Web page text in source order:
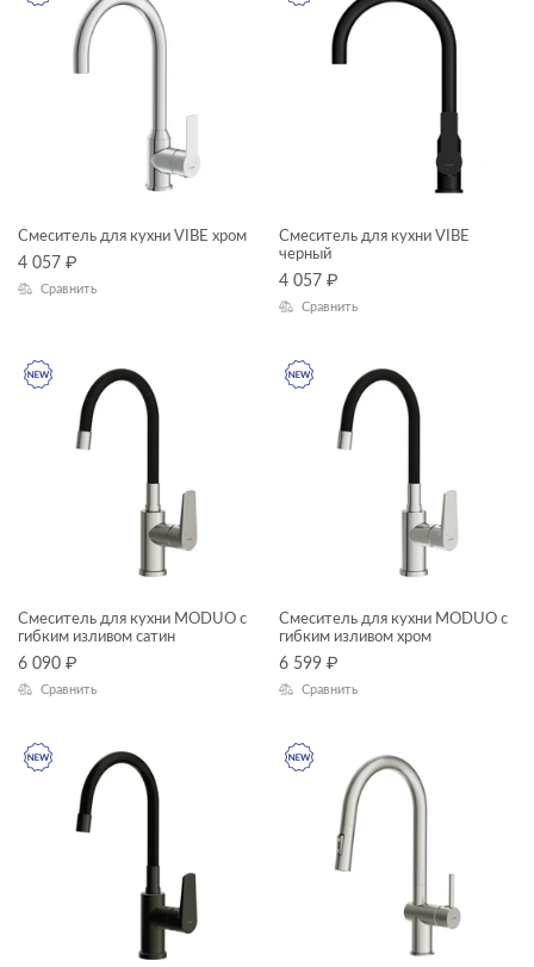
CLASSIC RIBBLE
COLOUR
GEOMETRY
GRANTA
LINK PRO
LOUNA
MIKA
MODUO SLIM
MONOLITH
Смеситель для кухни VIBE хром
4 057 ₽
Сравнить
Смеситель для кухни VIBE
черный
4 057 ₽
Сравнить
Смеситель для кухни MODUO с
гибким изливом сатин
6 090 ₽
Сравнить
Смеситель для кухни MODUO с
гибким изливом хром
6 599 ₽
Сравнить